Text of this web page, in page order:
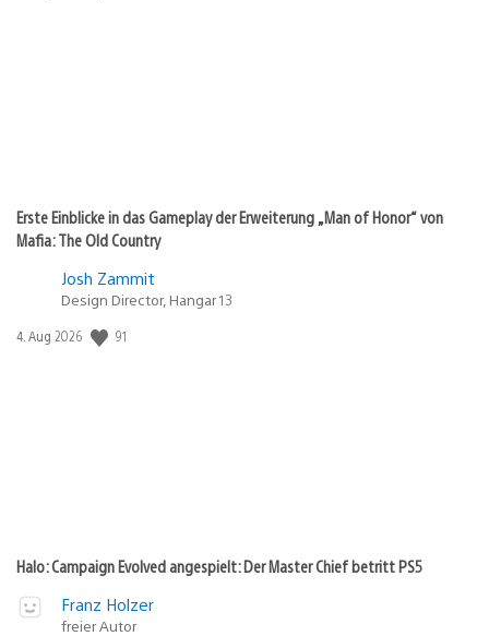
Erste Einblicke in das Gameplay der Erweiterung „Man of Honor“ von
Mafia: The Old Country
Josh Zammit
Design Director, Hangar 13
Veröffentlichungsdatum:
4. Aug 2026 91
Halo: Campaign Evolved angespielt: Der Master Chief betritt PS5
Franz Holzer
freier Autor